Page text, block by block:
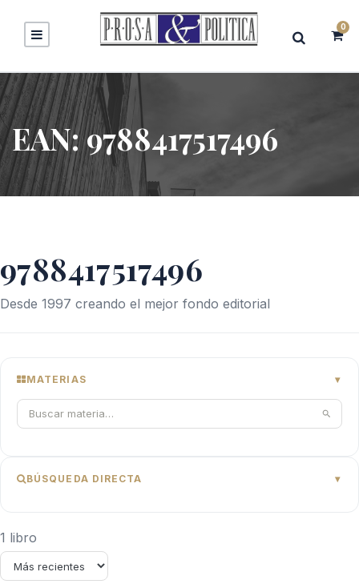
0
EAN:9788417517496
9788417517496
Desde 1997 creando el mejor fondo editorial
MATERIAS
BÚSQUEDA DIRECTA
1 libro